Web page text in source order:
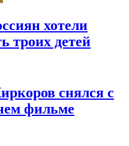
хотели
троих детей
снялся с
фильме